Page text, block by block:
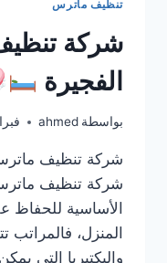
تنظيف ماترس
شركة
الفجيرة
بواسطة ahmed فبراير
شركة تنظيف
شركة تنظيف
الأساسية للحفاظ
المنزل، فالمراتب
والبكتيريا التي